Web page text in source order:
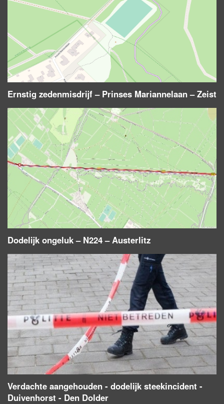
Ernstig zedenmisdrijf – Prinses Mariannelaan – Zeist
Dodelijk ongeluk – N224 – Austerlitz
Verdachte aangehouden - dodelijk steekincident -
Duivenhorst - Den Dolder